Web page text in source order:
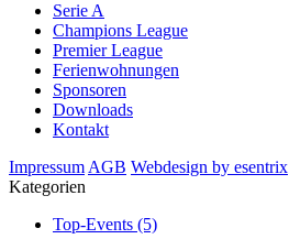
Serie A
Champions League
Premier League
Ferienwohnungen
Sponsoren
Downloads
Kontakt
Impressum AGB Webdesign by esentrix
Kategorien
Top-Events (5)